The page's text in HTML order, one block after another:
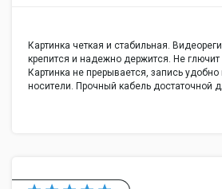
Картинка четкая и стабильная.
крепится и надежно держится. Не глючит
Картинка не прерывается, запись
носители. Прочный кабель достаточной